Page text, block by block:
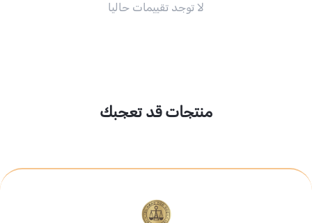
لا توجد تقييمات حاليا
منتجات قد تعجبك